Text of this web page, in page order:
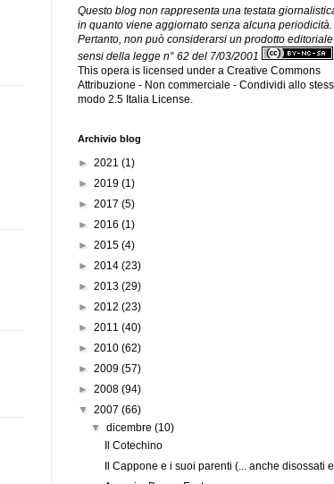
Questo blog non rappresenta una testata
in quanto viene aggiornato senza alcuna periodicità.
Pertanto, non può considerarsi un prodotto
sensi della legge n° 62 del 7/03/2001
This opera is licensed under a Creative Commons
Attribuzione - Non commerciale - Condividi allo
modo 2.5 Italia License
Archivio blog
► 2021 (1)
► 2019 (1)
► 2017 (5)
► 2016 (1)
► 2015 (4)
► 2014 (23)
► 2013 (29)
► 2012 (23)
► 2011 (40)
► 2010 (62)
► 2009 (57)
► 2008 (94)
▼ 2007 (66)
▼dicembre(10)
Il Cotechino
Il Cappone e i suoi parenti (... anche disossati